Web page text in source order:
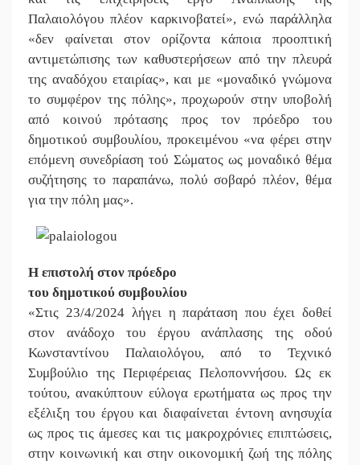
Παλαιολόγου πλέον καρκινοβατεί», ενώ παράλληλα
«δεν φαίνεται στον ορίζοντα κάποια προοπτική
αντιμετώπισης των καθυστερήσεων από την πλευρά
της αναδόχου εταιρίας», και με «μοναδικό γνώμονα
το συμφέρον της πόλης», προχωρούν στην υποβολή
από κοινού πρότασης προς τον πρόεδρο του
δημοτικού συμβουλίου, προκειμένου «να φέρει στην
επόμενη συνεδρίαση τού Σώματος ως μοναδικό θέμα
συζήτησης το παραπάνω, πολύ σοβαρό πλέον, θέμα
για την πόλη μας».
Η επιστολή στον πρόεδρο
του δημοτικού συμβουλίου
«Στις 23/4/2024 λήγει η παράταση που έχει δοθεί
στον ανάδοχο του έργου ανάπλασης της οδού
Κωνσταντίνου Παλαιολόγου, από το Τεχνικό
Συμβούλιο της Περιφέρειας Πελοποννήσου. Ως εκ
τούτου, ανακύπτουν εύλογα ερωτήματα ως προς την
εξέλιξη του έργου και διαφαίνεται έντονη ανησυχία
ως προς τις άμεσες και τις μακροχρόνιες επιπτώσεις,
στην κοινωνική και στην οικονομική ζωή της πόλης